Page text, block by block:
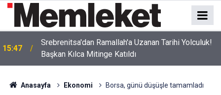
15:47
Srebrenitsa'dan Ramallah'a Uzanan Tarihi Yolculuk!
Başkan Kılca Mitinge Katıldı
Anasayfa Ekonomi Borsa, günü düşüşle tamamladı